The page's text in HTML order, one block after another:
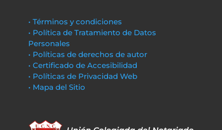
• Términos y condiciones
• Política de Tratamiento de Datos
Personales
• Políticas de derechos de autor
• Certificado de Accesibilidad
• Políticas de Privacidad Web
• Mapa del Sitio